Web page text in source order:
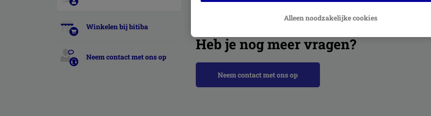
Winkelen bij bitiba
Neem contact met ons op
Gerelateerde artikelen
Heb je nog meer vragen?
Neem contact met ons op
Alleen noodzakelijke cookies